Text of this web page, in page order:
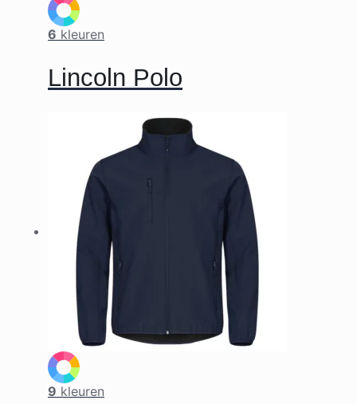
6 kleuren
Lincoln Polo
9 kleuren